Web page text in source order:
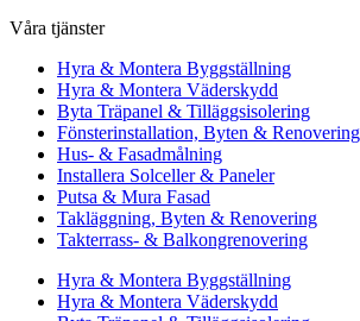
Våra tjänster
Hyra & Montera Byggställning
Hyra & Montera Väderskydd
Byta Träpanel & Tilläggsisolering
Fönsterinstallation, Byten & Renovering
Hus- & Fasadmålning
Installera Solceller & Paneler
Putsa & Mura Fasad
Takläggning, Byten & Renovering
Takterrass- & Balkongrenovering
Hyra & Montera Byggställning
Hyra & Montera Väderskydd